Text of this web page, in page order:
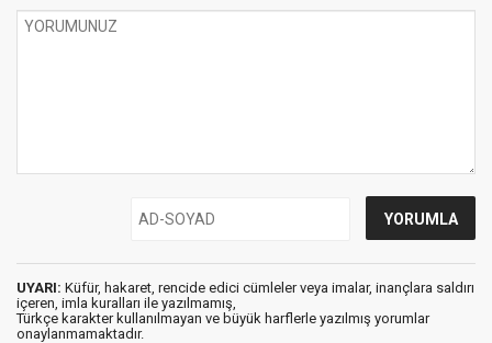
UYARI: Küfür, hakaret, rencide edici cümleler veya imalar, inançlara saldırı
içeren, imla kuralları ile yazılmamış,
Türkçe karakter kullanılmayan ve büyük harflerle yazılmış yorumlar
onaylanmamaktadır.